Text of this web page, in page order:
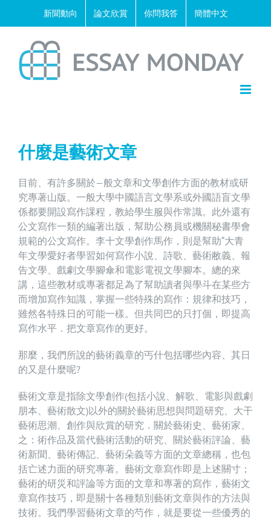
新聞動向 論文欣賞 你問我答 簡體中文
什麼是藝術文章
目前、有許多關於—般文章和文學創作方面的教材或研
究專著山版。一般大學中國語言文學系或外國語盲文學
係都要開設寫作課程，教給學生服與作常識。此外還有
公文寫作一類的編著出版，幫助公務員或機關秘書學會
規範的公文寫作。李十文學創作馬作，則是幫助“大青
年文學愛好者學習如何寫作小說、詩歌、藝術敝義、報
告文學、戲劇文學腳傘和電影電視文學腳本。總的來
講，這些教材或專著都足為了幫助讀者與學斗在某些方
而增加寫作知識，掌握一些特殊的寫作：規律和技巧，
雖然各特殊日的可能一樣。但共同巴的只打個，即提高
寫作水平．把文章寫作的更好。
那麼，我們所說的藝術義章的丐什包括哪些內容、其日
的又是什麼呢?
藝術文章是指除文學創作(包括小說、解歌、電影與戲劇
朋本、藝術散文)以外的關於藝術思想與問題研究、大干
藝術思潮、創作與欣賞的研究．關於藝術史、藝術家、
之：術作品及當代藝術活動的研究、關於藝術評論、藝
術新聞、藝術傳記、藝術朵義等方面的文章總稱，也包
括亡述力面的研究專著。藝術文章寫作即是上述關寸；
藝術的研災和評論等方面的文章和專著的寫作，藝術文
章寫作技巧，即是關十各種類別藝術文章與作的方法與
技術。我們學習藝術文章的芍作，就是要從一些優秀的